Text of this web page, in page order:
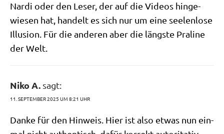
Nar­di oder den Leser, der auf die Vide­os hin­ge­
wie­sen hat, han­delt es sich nur um eine see­len­lo­se
Illu­si­on. Für die ande­ren aber die läng­ste Pra­li­ne
der Welt.
Niko A. sagt:
11. SEPTEMBER 2025 UM 8:21 UHR
Dan­ke für den Hin­weis. Hier ist also etwas nun ein­